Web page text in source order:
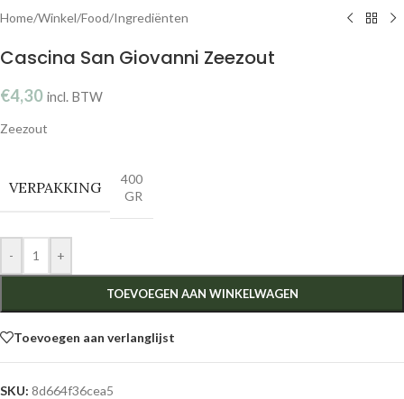
Home/Winkel/Food/Ingrediënten
Cascina San Giovanni Zeezout
€4,30 incl. BTW
Zeezout
VERPAKKING
400
GR
- +
TOEVOEGEN AAN WINKELWAGEN
Toevoegen aan verlanglijst
SKU: 8d664f36cea5